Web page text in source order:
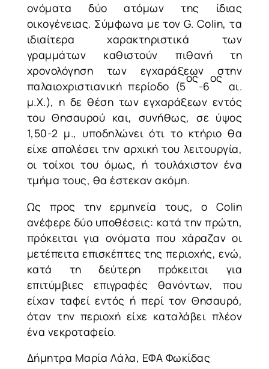
ονόματα δύο ατόμων της ίδιας
οικογένειας. Σύμφωνα με τον G. Colin, τα
ιδιαίτερα χαρακτηριστικά των
γραμμάτων καθιστούν πιθανή τη
χρονολόγηση των εγχαράξεων στην
παλαιοχριστιανική περίοδο (5
ος
-6
ος
αι.
μ.Χ.), η δε θέση των εγχαράξεων εντός
του Θησαυρού και, συνήθως, σε ύψος
1,50-2 μ., υποδηλώνει ότι το κτήριο θα
είχε απολέσει την αρχική του λειτουργία,
οι τοίχοι του όμως, ή τουλάχιστον ένα
τμήμα τους, θα έστεκαν ακόμη.
Ως προς την ερμηνεία τους, ο Colin
ανέφερε δύο υποθέσεις: κατά την πρώτη,
πρόκειται για ονόματα που χάραζαν οι
μετέπειτα επισκέπτες της περιοχής, ενώ,
κατά τη δεύτερη πρόκειται για
επιτύμβιες επιγραφές θανόντων, που
είχαν ταφεί εντός ή περί τον Θησαυρό,
όταν την περιοχή είχε καταλάβει πλέον
ένα νεκροταφείο.
Δήμητρα Μαρία Λάλα, ΕΦΑ Φωκίδας